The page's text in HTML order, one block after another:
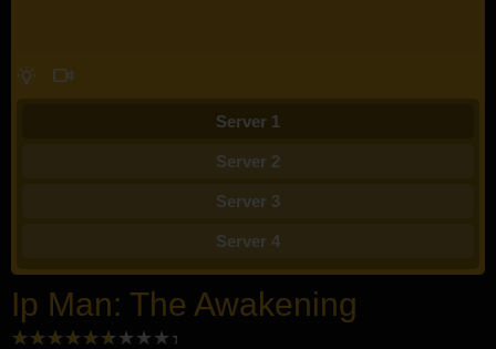
Server 1
Server 2
Server 3
Server 4
Ip Man: The Awakening